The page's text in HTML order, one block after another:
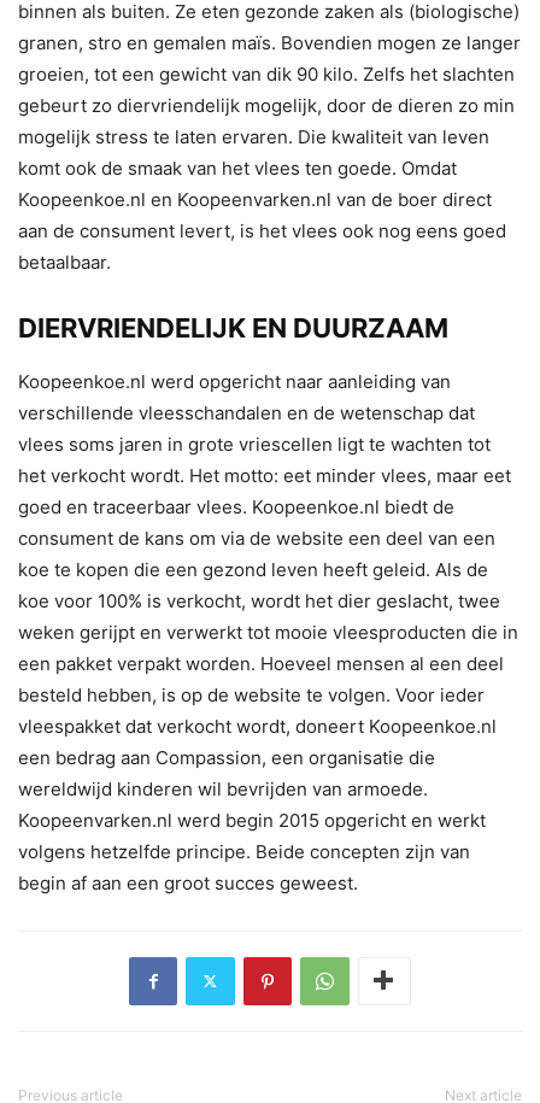
binnen als buiten. Ze eten gezonde zaken als (biologische)
granen, stro en gemalen maïs. Bovendien mogen ze langer
groeien, tot een gewicht van dik 90 kilo. Zelfs het slachten
gebeurt zo diervriendelijk mogelijk, door de dieren zo min
mogelijk stress te laten ervaren. Die kwaliteit van leven
komt ook de smaak van het vlees ten goede. Omdat
Koopeenkoe.nl en Koopeenvarken.nl van de boer direct
aan de consument levert, is het vlees ook nog eens goed
betaalbaar.
DIERVRIENDELIJK EN DUURZAAM
Koopeenkoe.nl werd opgericht naar aanleiding van
verschillende vleesschandalen en de wetenschap dat
vlees soms jaren in grote vriescellen ligt te wachten tot
het verkocht wordt. Het motto: eet minder vlees, maar eet
goed en traceerbaar vlees. Koopeenkoe.nl biedt de
consument de kans om via de website een deel van een
koe te kopen die een gezond leven heeft geleid. Als de
koe voor 100% is verkocht, wordt het dier geslacht, twee
weken gerijpt en verwerkt tot mooie vleesproducten die in
een pakket verpakt worden. Hoeveel mensen al een deel
besteld hebben, is op de website te volgen. Voor ieder
vleespakket dat verkocht wordt, doneert Koopeenkoe.nl
een bedrag aan Compassion, een organisatie die
wereldwijd kinderen wil bevrijden van armoede.
Koopeenvarken.nl werd begin 2015 opgericht en werkt
volgens hetzelfde principe. Beide concepten zijn van
begin af aan een groot succes geweest.
Previous article Next article